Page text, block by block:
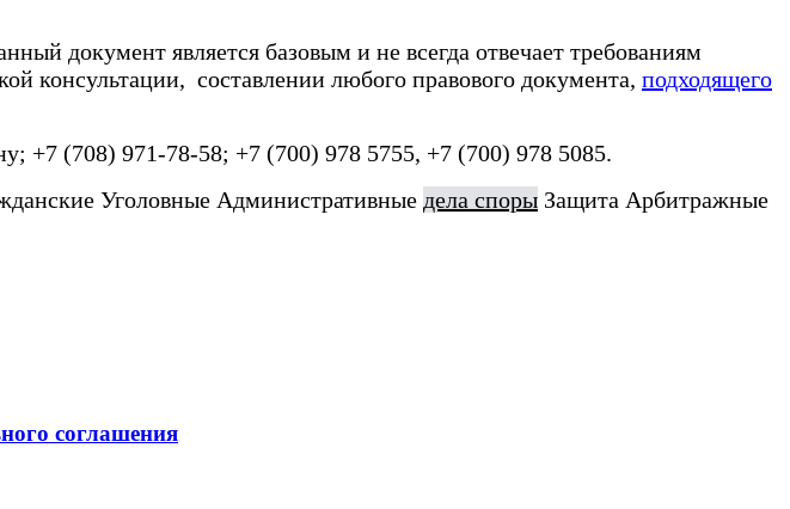
документ является базовым и не всегда отвечает требованиям
консультации, составлении любого правового документа, подходящего
+7 (708) 971-78-58; +7 (700) 978 5755, +7 (700) 978 5085.
Уголовные Административные дела споры Защита Арбитражные
соглашения